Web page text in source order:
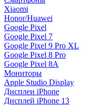
Xiaomi
Honor/Huawei
Google Pixel
Google Pixel 7
Google Pixel 9 Pro XL
Google Pixel 8 Pro
Google Pixel 8A
Мониторы
Apple Studio Display
Дисплеи iPhone
Дисплей iPhone 13